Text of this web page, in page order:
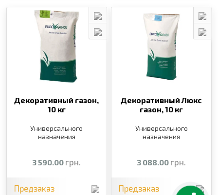
Декоративный газон,
10 кг
Универсального
назначения
3 590.00 грн.
Предзаказ
Декоративный Люкс
газон,10 кг
Универсального
назначения
3 088.00 грн.
Предзаказ